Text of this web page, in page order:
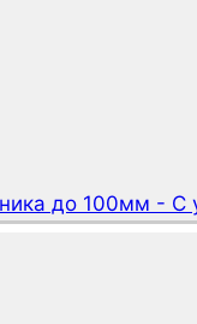
до 100мм - С